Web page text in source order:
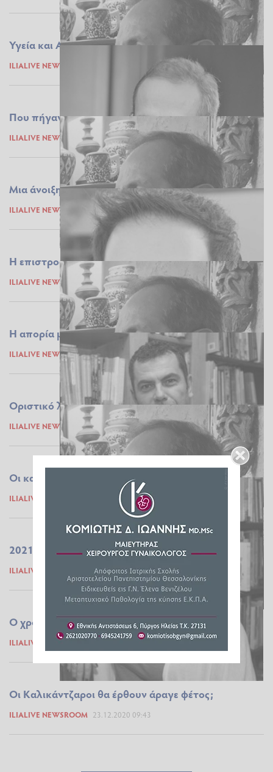
Υγεία και Αυτοδιοίκηση - Μια ανολοκλήρωτη σχέση
ILIALIVE NEWSROOM
Που πήγαν οι άντρες;
ILIALIVE NEWSROOM 28.01.2021 10:15
Μια άνοιξη πλαστική....
ILIALIVE NEWSROOM 21.01.2021 09:23
Η επιστροφή του μαύρου κύκνου
ILIALIVE NEWSROOM 19.01.2021 09:03
Η απορία μου...
ILIALIVE NEWSROOM 15.01.2021 09:25
Οριστικό λουκέτο...
ILIALIVE NEWSROOM 09.01.2021 10:15
Οι καλλιτέχνες δεν έχουν θέση στην πόλη...
ILIALIVE NEWSROOM 09.01.2021 09:23
2021 προσδοκίες, δίχως δοξασίες
ILIALIVE NEWSROOM 29.12.2020 10:54
Ο χρόνος αλλάζει...
ILIALIVE NEWSROOM 29.12.2020 09:04
Οι Καλικάντζαροι θα έρθουν άραγε φέτος;
ILIALIVE NEWSROOM 23.12.2020 09:43